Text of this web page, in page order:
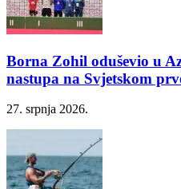
Borna Zohil oduševio u
nastupa na Svjetskom
27. srpnja 2026.